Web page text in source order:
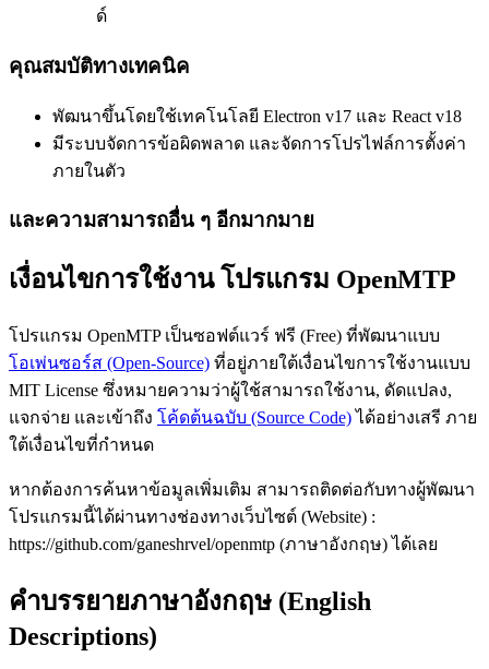
ด์
คุณสมบัติทางเทคนิค
พัฒนาขึ้นโดยใช้เทคโนโลยี Electron v17 และ React v18
มีระบบจัดการข้อผิดพลาด และจัดการโปรไฟล์การตั้งค่า
ภายในตัว
และความสามารถอื่น ๆ อีกมากมาย
เงื่อนไขการใช้งาน โปรแกรม OpenMTP
โปรแกรม OpenMTP เป็นซอฟต์แวร์ ฟรี (Free) ที่พัฒนาแบบ
โอเพ่นซอร์ส (Open-Source) ที่อยู่ภายใต้เงื่อนไขการใช้งานแบบ
MIT License ซึ่งหมายความว่าผู้ใช้สามารถใช้งาน, ดัดแปลง,
แจกจ่าย และเข้าถึง โค้ดต้นฉบับ (Source Code)ได้อย่างเสรี ภาย
ใต้เงื่อนไขที่กำหนด
หากต้องการค้นหาข้อมูลเพิ่มเติม สามารถติดต่อกับทางผู้พัฒนา
โปรแกรมนี้ได้ผ่านทางช่องทางเว็บไซต์ (Website) :
https://github.com/ganeshrvel/openmtp (ภาษาอังกฤษ) ได้เลย
คำบรรยายภาษาอังกฤษ (English
Descriptions)